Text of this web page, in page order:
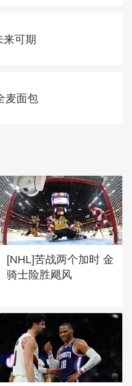
来可期
麦面包
[NHL]苦战两个加时 金
骑士险胜飓风